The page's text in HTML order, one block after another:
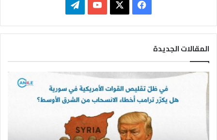
ي
ب
و
ك
X
Y
u
T
u
b
ي
ق
ا
م
المقالات الجديدة